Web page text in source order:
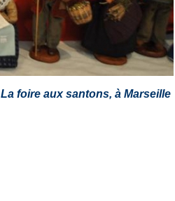
La foire aux santons, à Marseille